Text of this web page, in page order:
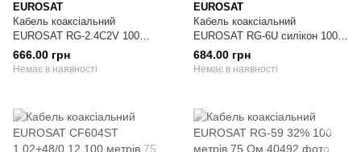
EUROSAT
Кабель коаксіальний
EUROSAT RG-2.4C2V 100
метрів 75 Ом
666.00 грн
Немає в наявності
EUROSAT
Кабель коаксіальний
EUROSAT RG-6U силікон 100
метрів 75 Ом
684.00 грн
Немає в наявності